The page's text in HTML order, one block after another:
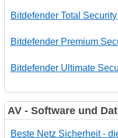
Bitdefender Total
Bitdefender Premium
Bitdefender Ultimate
AV - Software und
Beste Netz Sicherheit -